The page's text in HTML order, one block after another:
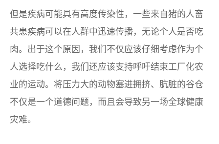
但是疾病可能具有高度传染性，一些来自猪的人畜
共患疾病可以在人群中迅速传播，无论个人是否吃
肉。出于这个原因，我们不仅应该仔细考虑作为个
人选择吃什么，我们还应该支持呼吁结束工厂化农
业的运动。将压力大的动物塞进拥挤、肮脏的谷仓
不仅是一个道德问题，而且会导致另一场全球健康
灾难。